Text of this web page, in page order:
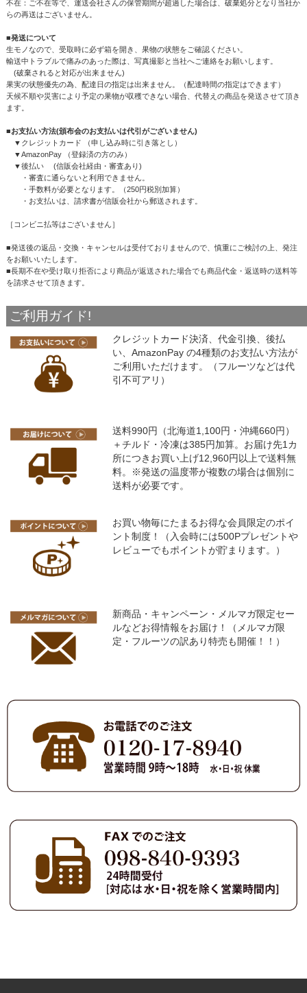
不在：ご不在等で、運送会社さんの保管期間が超過した場合は、破棄処分となり当社か
らの再送はございません。
■発送について
生モノなので、受取時に必ず箱を開き、果物の状態をご確認ください。
輸送中トラブルで痛みのあった際は、写真撮影と当社へご連絡をお願いします。
(破棄されると対応が出来ません)
果実の状態優先の為、配達日の指定は出来ません。（配達時間の指定はできます）
天候不順や災害により予定の果物が収穫できない場合、代替えの商品を発送させて頂き
ます。
■お支払い方法(頒布会のお支払いは代引がございません)
▼クレジットカード （申し込み時に引き落とし）
▼AmazonPay （登録済の方のみ）
▼後払い (信販会社経由・審査あり)
・審査に通らないと利用できません。
・手数料が必要となります。（250円税別加算）
・お支払いは、請求書が信販会社から郵送されます。
［コンビニ払等はございません］
■発送後の返品・交換・キャンセルは受付ておりませんので、慎重にご検討の上、発注
をお願いいたします。
■長期不在や受け取り拒否により商品が返送された場合でも商品代金・返送時の送料等
を請求させて頂きます。
ご利用ガイド!
クレジットカード決済、代金引換、後払
い、AmazonPay の4種類のお支払い方法が
ご利用いただけます。（フルーツなどは代
引不可アリ）
送料990円（北海道1,100円・沖縄660円）
＋チルド・冷凍は385円加算。お届け先1カ
所につきお買い上げ12,960円以上で送料無
料。※発送の温度帯が複数の場合は個別に
送料が必要です。
お買い物毎にたまるお得な会員限定のポイ
ント制度！（入会時には500Pプレゼントや
レビューでもポイントが貯まります。）
新商品・キャンペーン・メルマガ限定セー
ルなどお得情報をお届け！（メルマガ限
定・フルーツの訳あり特売も開催！！）